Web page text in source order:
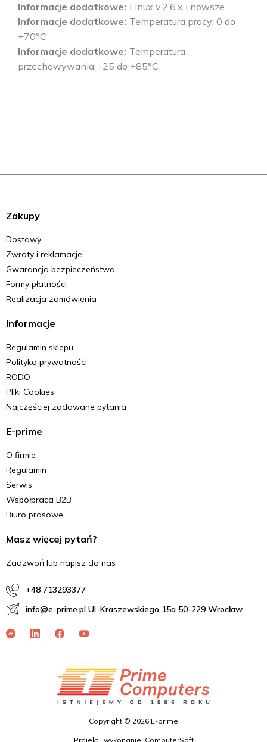
Informacje dodatkowe Linux v.2.6.x i nowsze
Informacje dodatkowe Temperatura pracy: 0 do
+70°C
Informacje dodatkowe Temperatura
przechowywania: -25 do +85°C
Zakupy
Dostawy
Zwroty i reklamacje
Gwarancja bezpieczeństwa
Formy płatności
Realizacja zamówienia
Informacje
Regulamin sklepu
Polityka prywatności
RODO
Pliki Cookies
Najczęściej zadawane pytania
E-prime
O firmie
Regulamin
Serwis
Współpraca B2B
Biuro prasowe
Masz więcej pytań?
Zadzwoń lub napisz do nas
+48 713293377
info@e-prime.pl Ul. Kraszewskiego 15a 50-229 Wrocław
Copyright © 2026 E-prime
Projekt i wykonanie: ComputerSoft